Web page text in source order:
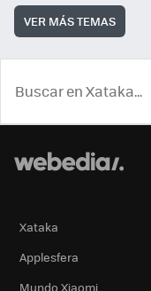
VER MÁS TEMAS
Xataka
Applesfera
Mundo Xiaomi